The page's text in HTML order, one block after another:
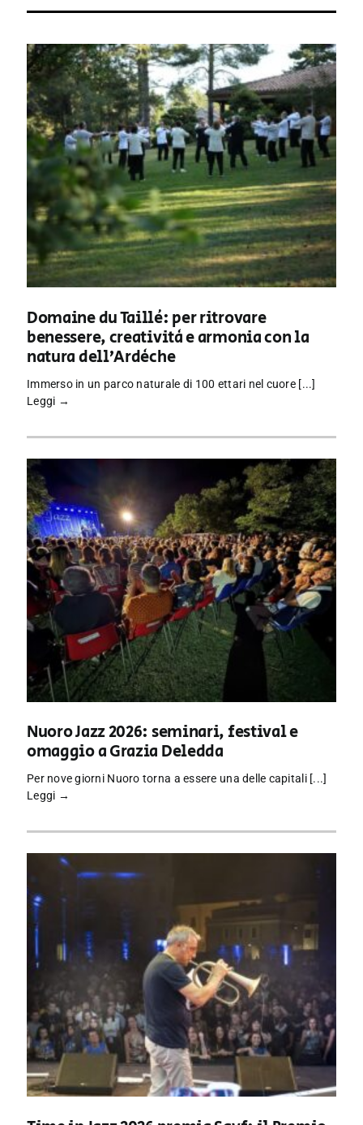
Domaine du Taillé: per ritrovare
benessere, creatività e armonia con la
natura dell’Ardèche
Immerso in un parco naturale di 100 ettari nel cuore [...]
Leggi →
Nuoro Jazz 2026: seminari, festival e
omaggio a Grazia Deledda
Per nove giorni Nuoro torna a essere una delle capitali [...]
Leggi →